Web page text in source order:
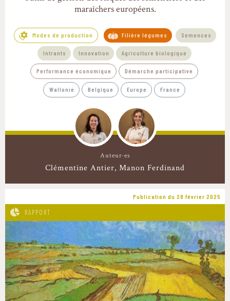
maraîchers européens.
Modes de production Filière légumes Semences
Intrants Innovation Agriculture biologique
Performance économique Démarche participative
Wallonie Belgique Europe France
Auteur·es
Clémentine Antier Manon Ferdinand
Publication du 28 février 2025
RAPPORT